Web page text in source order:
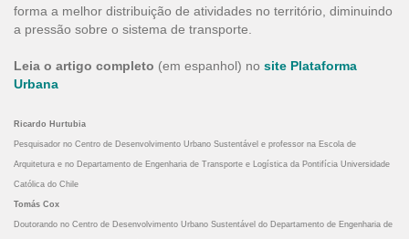
forma a melhor distribuição de atividades no território, diminuindo
a pressão sobre o sistema de transporte.
Leia o artigo completo (em espanhol) no site Plataforma
Urbana
Ricardo Hurtubia
Pesquisador no Centro de Desenvolvimento Urbano Sustentável e professor na Escola de
Arquitetura e no Departamento de Engenharia de Transporte e Logística da Pontifícia Universidade
Católica do Chile
Tomás Cox
Doutorando no Centro de Desenvolvimento Urbano Sustentável do Departamento de Engenharia de